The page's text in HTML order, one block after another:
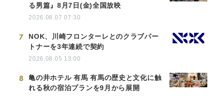
る男篇』8月7日(金)全国放映
2026.08.07 07:30
7
NOK、川崎フロンターレとのクラブパー
トナーを3年連続で契約
2026.08.05 13:00
8
亀の井ホテル 有馬 有馬の歴史と文化に触
れる秋の宿泊プランを9月から展開